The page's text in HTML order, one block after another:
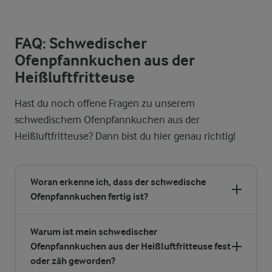
FAQ: Schwedischer
Ofenpfannkuchen aus der
Heißluftfritteuse
Hast du noch offene Fragen zu unserem
schwedischem Ofenpfannkuchen aus der
Heißluftfritteuse? Dann bist du hier genau richtig!
Woran erkenne ich, dass der schwedische
Ofenpfannkuchen fertig ist?
Warum ist mein schwedischer
Ofenpfannkuchen aus der Heißluftfritteuse fest
oder zäh geworden?